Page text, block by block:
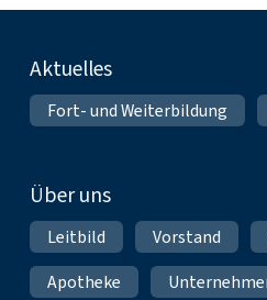
Fußnavigation
Aktuelles
Fort- und Weiterbildung
Über uns
Leitbild Vorstand
Apotheke